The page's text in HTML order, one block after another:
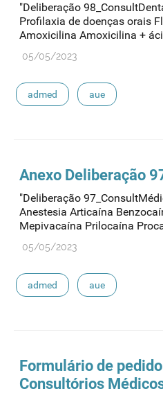
"Deliberação
Profilaxia de doenças orais
Amoxicilina Amoxicilina +
05/05/2023
admed aue
Anexo Deliberação
"Deliberação
Anestesia Articaína
Mepivacaína Prilocaína
05/05/2023
admed aue
Formulário de
Consultórios